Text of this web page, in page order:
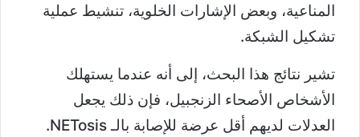
المناعية، وبعض الإشارات الخلوية، تنشيط عملية
تشكيل الشبكة.
تشير نتائج هذا البحث، إلى أنه عندما يستهلك
الأشخاص الأصحاء الزنجبيل، فإن ذلك يجعل
العدلات لديهم أقل عرضة للإصابة بالـ NETosis.